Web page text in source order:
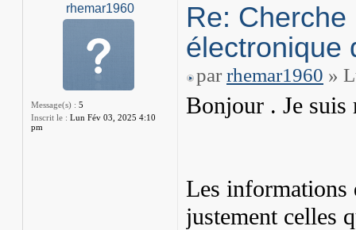
rhemar1960
Message(s) : 5
Inscrit le : Lun Fév 03, 2025 4:10
pm
Re:
électronique
par rhemar1960 »
Bonjour . Je suis
Les informations
justement celles